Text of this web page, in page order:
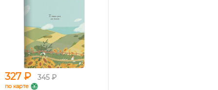
327 ₽ 345 ₽
по карте